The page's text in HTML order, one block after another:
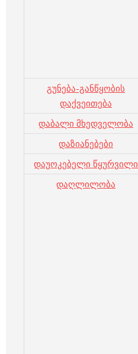
გუნება-განწყობის
დაქვეითება
დაბალი მხედველობა
დაზიანებები
დაუოკებელი წყურვილი
დაღლილობა